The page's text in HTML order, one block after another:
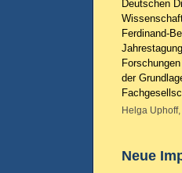
Deutschen
Ferdinand-
der
Helga
Neue